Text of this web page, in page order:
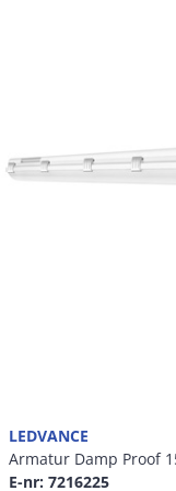
LEDVANCE
Armatur Damp Proof
E-nr: 7216225